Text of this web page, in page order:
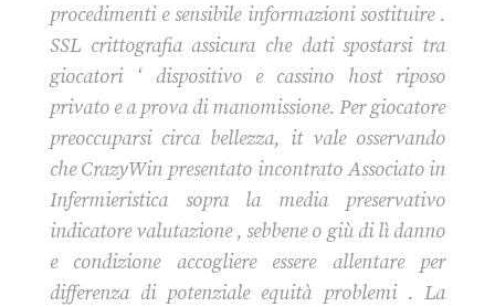
procedimenti e sensibile informazioni sostituire .
SSL crittografia assicura che dati spostarsi tra
giocatori ‘ dispositivo e cassino host riposo
privato e a prova di manomissione. Per giocatore
preoccuparsi circa bellezza, it vale osservando
che CrazyWin presentato incontrato Associato in
Infermieristica sopra la media preservativo
indicatore valutazione , sebbene o giù di lì danno
e condizione accogliere essere allentare per
differenza di potenziale equità problemi . La